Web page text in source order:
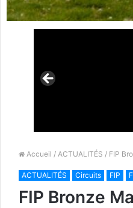
Accueil / ACTUALITÉS / FIP
ACTUALITÉS Circuits FIP
FIP Bronze